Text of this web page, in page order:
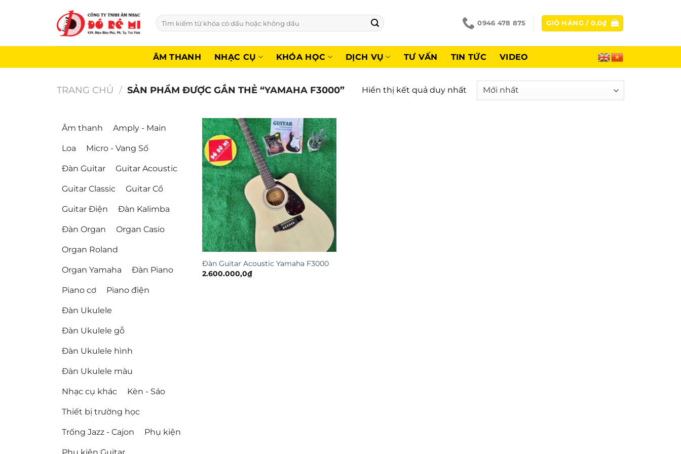
dung
Tìm
kiếm:
0946 478 875 GIỎ HÀNG /0,0₫
ÂM THANH NHẠC CỤ KHÓA HỌC DỊCH VỤ TƯ VẤN TIN TỨC VIDEO
TRANG CHỦ / SẢN PHẨM ĐƯỢC GẮN THẺ “YAMAHA F3000” Hiển thị kết quả duy nhất
Âm thanh Amply - Main
Loa Micro - Vang Số
Đàn Guitar Guitar Acoustic
Guitar Classic Guitar Cổ
Guitar Điện Đàn Kalimba
Đàn Organ Organ Casio
Organ Roland
Organ Yamaha Đàn Piano
Piano cơ Piano điện
Đàn Ukulele
Đàn Ukulele gỗ
Đàn Ukulele hình
Đàn Ukulele màu
Nhạc cụ khác Kèn - Sáo
Thiết bị trường học
Trống Jazz - Cajon Phụ kiện
Đàn Guitar Acoustic Yamaha F3000
2.600.000,0₫